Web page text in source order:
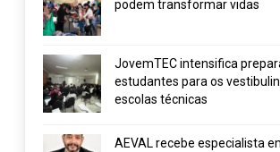
podem transformar vidas
JovemTEC intensifica
estudantes para os
escolas técnicas
AEVAL recebe especialista